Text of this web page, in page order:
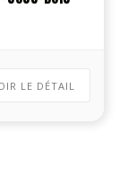
LE DÉTAIL